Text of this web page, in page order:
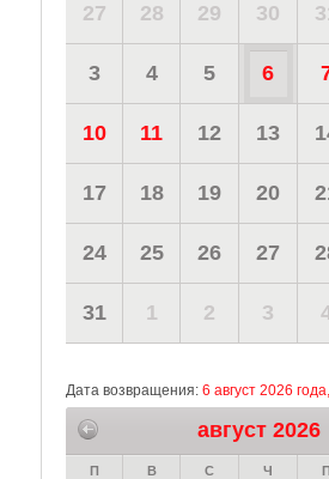
27 28 29 30
3 4 5 6
10 11 12 13
17 18 19 20
24 25 26 27
31 1 2 3
Дата возвращения: 6 август 2026
август 2026
П В С Ч П